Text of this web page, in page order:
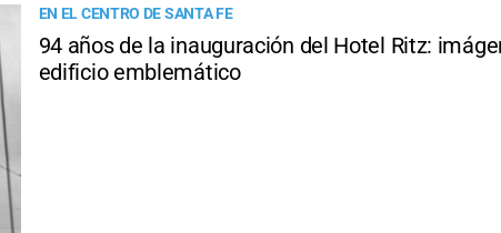
EN EL CENTRO DE SANTA FE
94 años de la inauguración del Hotel Ritz:
edificio emblemático